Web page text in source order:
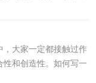
么样的...
，大家一定都接触过作
和创造性。如何写一
理的初...